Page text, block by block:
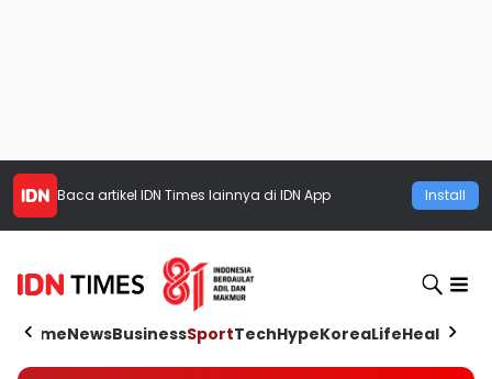
Baca artikel IDN Times lainnya di IDN App Install
HomeNewsBusinessSportTechHypeKoreaLifeHealth